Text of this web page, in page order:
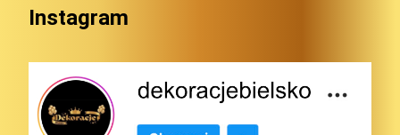
Instagram